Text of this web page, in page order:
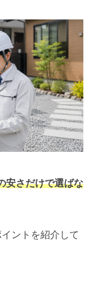
安さだけで選ばな
ントを紹介して